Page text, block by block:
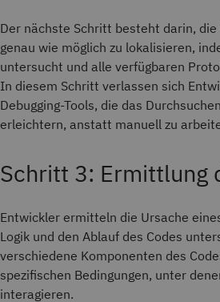
Der nächste Schritt besteht darin, die
genau wie möglich zu lokalisieren,
untersucht und alle verfügbaren
In diesem Schritt verlassen sich
Debugging-Tools, die das
erleichtern, anstatt manuell zu
Schritt 3: Ermittlung
Entwickler ermitteln die Ursache
Logik und den Ablauf des Codes
verschiedene Komponenten des
spezifischen Bedingungen, unter
interagieren.